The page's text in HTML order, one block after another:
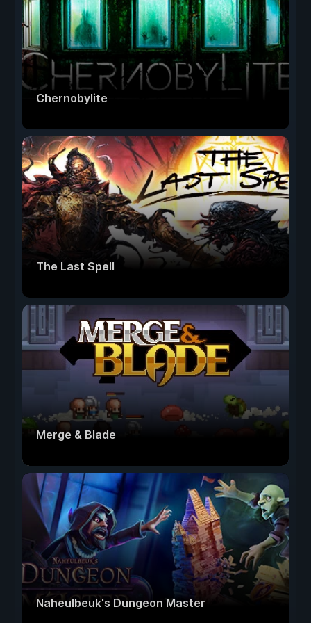
Chernobylite
The Last Spell
Merge & Blade
Naheulbeuk's Dungeon Master